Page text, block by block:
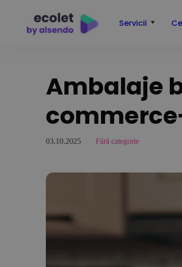
Servicii
Ambalaje
03.10.2025 Fără categorie